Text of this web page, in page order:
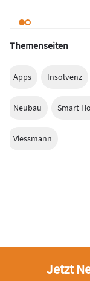
Themenseiten
Apps Insolvenz
Neubau Smart
Viessmann
Jetzt